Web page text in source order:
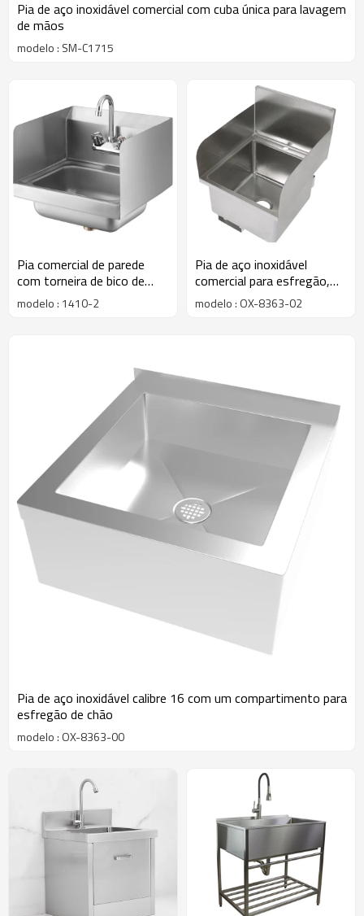
Pia de aço inoxidável comercial com cuba única para lavagem
de mãos
modelo : SM-C1715
Pia comercial de parede
com torneira de bico de
ganso e proteção lateral
contra respingos.
modelo : 1410-2
Pia de aço inoxidável
comercial para esfregão,
ideal para facilitar a limpeza
em garagens e jardins.
modelo : OX-8363-02
Pia de aço inoxidável calibre 16 com um compartimento para
esfregão de chão
modelo : OX-8363-00